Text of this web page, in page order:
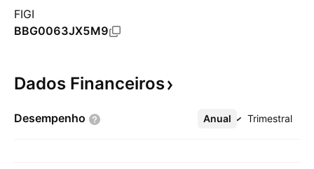
FIGI
BBG0063JX5M9
Dados Financeiros
Desempenho Anual Trimestral
Mais